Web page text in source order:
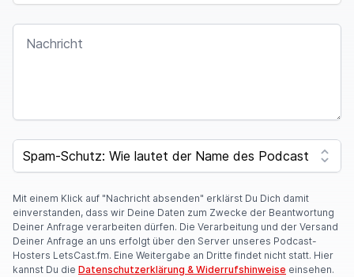
NACHRICHT
F
O
A
R
E
A
H
U
SPAM CAPTCHA
Mit einem Klick auf "Nachricht absenden" erklärst Du Dich damit
einverstanden, dass wir Deine Daten zum Zwecke der Beantwortung
Deiner Anfrage verarbeiten dürfen. Die Verarbeitung und der Versand
Deiner Anfrage an uns erfolgt über den Server unseres Podcast-
Hosters LetsCast.fm. Eine Weitergabe an Dritte findet nicht statt. Hier
kannst Du die Datenschutzerklärung & Widerrufshinweise einsehen.